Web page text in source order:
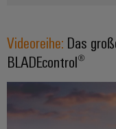
durch
Sonnenenergie
Regler
und
Smart
EDI-
Schnittstelle
Messen
&
Events
Globale
Videoreihe: Das
BLADEcontrol®